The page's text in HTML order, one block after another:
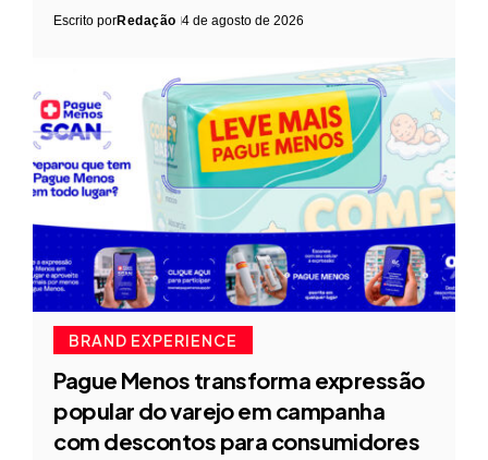
Escrito porRedação 4 de agosto de 2026
BRAND EXPERIENCE
Pague Menos transforma expressão
popular do varejo em campanha
com descontos para consumidores